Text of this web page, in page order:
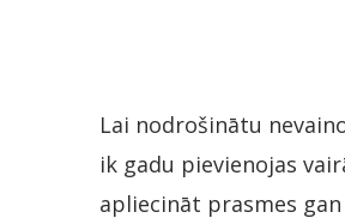
Lai nodrošinātu
ik gadu pievienojas
apliecināt prasmes